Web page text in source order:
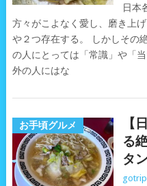
日本
方々がこよなく愛し、磨き上
や２つ存在する。 しかしその
の人にとっては「常識」や「
外の人にはな
お手頃グルメ
【
る
タ
gotrip